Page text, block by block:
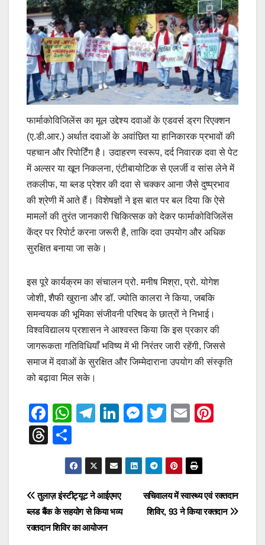
फार्माकोविजिलेंस का मूल उद्देश्य दवाओं के एडवर्स ड्रग रिएक्शन
(ए.डी.आर.) अर्थात दवाओं के अवांछित या हानिकारक प्रभावों की
पहचान और रिपोर्टिंग है। उदाहरण स्वरूप, दर्द निवारक दवा से पेट
में अल्सर या खून निकलना, एंटीबायोटिक से एलर्जी व सांस लेने में
तकलीफ, या ब्लड प्रेशर की दवा से चक्कर आना जैसे दुष्प्रभाव
की श्रेणी में आते हैं। विशेषज्ञों ने इस बात पर बल दिया कि ऐसे
मामलों की तुरंत जानकारी चिकित्सक को देकर फार्माकोविजिलेंस
केंद्र पर रिपोर्ट करना जरूरी है, ताकि दवा उपयोग और अधिक
सुरक्षित बनाया जा सके।
इस पूरे कार्यक्रम का संचालन प्रो. मनीष मिश्रा, प्रो. योगेश
जोशी, शैफी खुराना और डॉ. ज्योति कालरा ने किया, जबकि
समन्वयक की भूमिका संजीवनी परिषद के छात्रों ने निभाई।
विश्वविद्यालय प्रशासन ने आश्वस्त किया कि इस प्रकार की
जागरूकता गतिविधियाँ भविष्य में भी निरंतर जारी रहेंगी, जिससे
समाज में दवाओं के सुरक्षित और जिम्मेदाराना उपयोग की संस्कृति
को बढ़ावा मिल सके।
F
a
c
b
o
o
W
s
A
p
p
T
gr
a
m
Li
e
dI
n
M
e
n
g
T
er
E
st
T
hr
a
d
s
h
ar
e
Post
navigation
सचिवालय में स्वास्थ्य एवं रक्तदान
शिविर, 93 ने किया रक्तदान
तुलाज़ इंस्टीट्यूट ने आईएमए
ब्लड बैंक के सहयोग से किया भव्य
रक्तदान शिविर का आयोजन